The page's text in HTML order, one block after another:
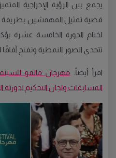
يجمع بين الرؤية الإخراجية
قضية تمثيل المهمشين بطريقة
لختام الدورة الخامسة عشرة
تتحدى الصور النمطية وتفتح آفاقًا
اقرأ أيضاً: مهرجان مالمو
المسابقات ولجان التحكيم